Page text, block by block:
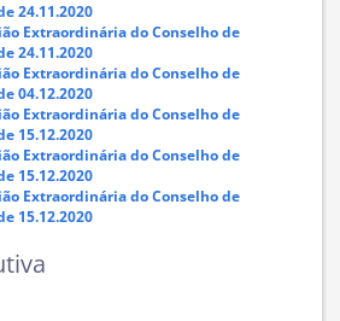
24.11.2020
Extraordinária do Conselho de
24.11.2020
Extraordinária do Conselho de
04.12.2020
Extraordinária do Conselho de
15.12.2020
Extraordinária do Conselho de
15.12.2020
Extraordinária do Conselho de
15.12.2020